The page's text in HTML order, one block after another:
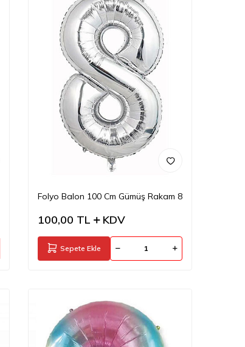
Folyo Balon 100 Cm Gümüş Rakam 8
100,00 TL KDV
Sepete Ekle